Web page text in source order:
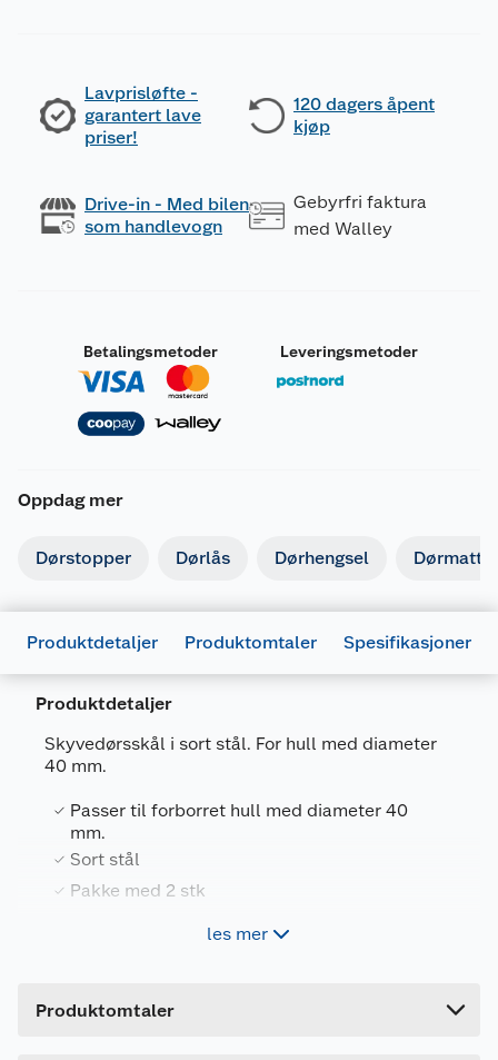
Lavprisløfte -
garantert lave
priser!
120 dagers åpent
kjøp
Drive-in - Med bilen
som handlevogn
Gebyrfri faktura
med Walley
Betalingsmetoder Leveringsmetoder
Oppdag mer
Dørstopper Dørlås Dørhengsel Dørmatte
Produktdetaljer Produktomtaler Spesifikasjoner
Produktdetaljer
Skyvedørsskål i sort stål. For hull med diameter
40 mm.
Passer til forborret hull med diameter 40
mm.
Sort stål
Pakke med 2 stk
diameter 40 mm.
les mer
Produktomtaler
Generelt
Artikkelnummer
7317900189784
Leverandørens artikkelnummer